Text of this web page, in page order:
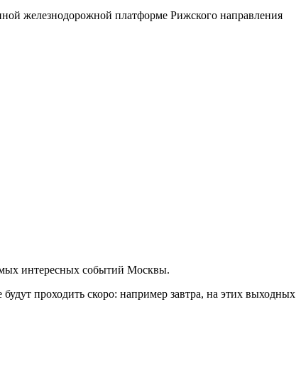
железнодорожной платформе Рижского направления
интересных событий Москвы.
проходить скоро: например завтра, на этих выходных